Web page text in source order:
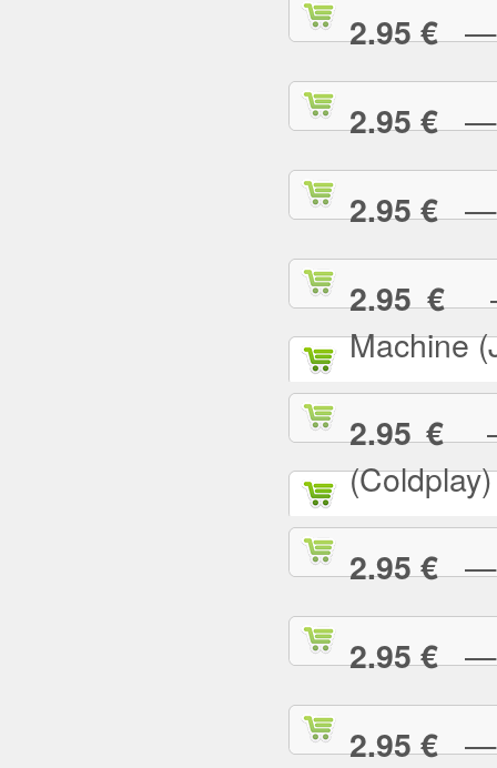
2.95 €—
2.95 €—
2.95 €—
2.95 €—
Machine
2.95 €—
(Coldplay)
2.95 €—
2.95 €—
2.95 €—